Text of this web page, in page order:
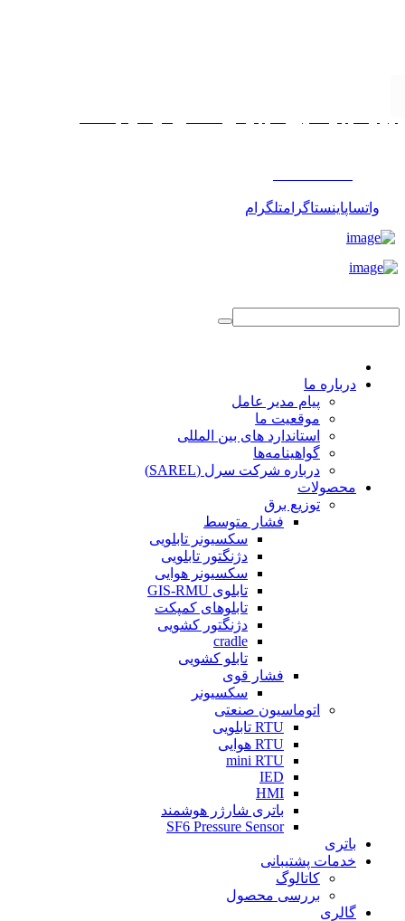
واتساپاینستاگرامتلگرام
درباره ما
پیام مدیر عامل
موقعیت ما
استاندارد های بین المللی
گواهینامه‌ها
درباره شرکت سرل (SAREL)
محصولات
توزیع برق
فشار متوسط
سکسیونر تابلویی
دژنگتور تابلویی
سکسیونر هوایی
تابلوی GIS-RMU
تابلوهای کمپکت
دژنگتور کشویی
cradle
تابلو کشویی
فشار قوی
سکسیونر
اتوماسیون صنعتی
RTU تابلویی
RTU هوایی
mini RTU
IED
HMI
باتری شارژر هوشمند
SF6 Pressure Sensor
باتری
خدمات پشتیبانی
کاتالوگ
بررسی محصول
گالری